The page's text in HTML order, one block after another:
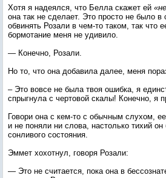
Хотя я надеялся, что Белла скажет ей
она так не сделает. Это просто не было
обвинять Розали в чем-то таком, так что
бормотание меня не удивило.
— Конечно, Розали.
Но то, что она добавила далее, меня
– Это вовсе не была твоя ошибка, я
спрыгнула с чертовой скалы! Конечно, я
Говори она с кем-то с обычным слухом,
и не поняли ни слова, настолько тихий он
сонливого состояния.
Эммет хохотнул, говоря Розали:
— Это не считается, пока она в